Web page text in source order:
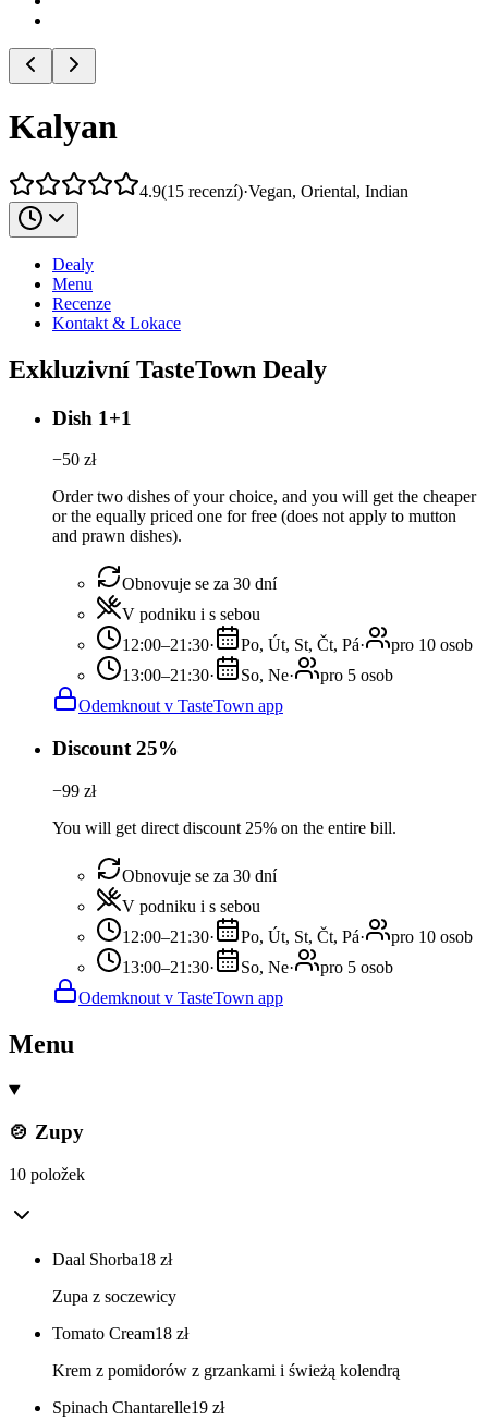
Kalyan
4.9(15 recenzí)·Vegan, Oriental, Indian
Dealy
Menu
Recenze
Kontakt & Lokace
Exkluzivní TasteTown Dealy
Dish 1+1
−50 zł
Order two dishes of your choice, and you will get the cheaper
or the equally priced one for free (does not apply to mutton
and prawn dishes).
Obnovuje se za 30 dní
V podniku i s sebou
12:00–21:30· Po, Út, St, Čt, Pá·
pro 10 osob
13:00–21:30· So, Ne·
pro 5 osob
Odemknout v TasteTown app
Discount 25%
−99 zł
You will get direct discount 25% on the entire bill.
Obnovuje se za 30 dní
V podniku i s sebou
12:00–21:30· Po, Út, St, Čt, Pá·
pro 10 osob
13:00–21:30· So, Ne·
pro 5 osob
Odemknout v TasteTown app
Menu
🍲 Zupy
10 položek
Daal Shorba18 zł
Zupa z soczewicy
Tomato Cream18 zł
Krem z pomidorów z grzankami i świeżą kolendrą
Spinach Chantarelle19 zł